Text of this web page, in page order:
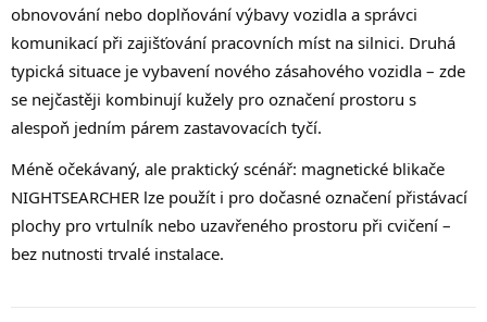
obnovování nebo doplňování výbavy vozidla a správci
komunikací při zajišťování pracovních míst na silnici. Druhá
typická situace je vybavení nového zásahového vozidla – zde
se nejčastěji kombinují kužely pro označení prostoru s
alespoň jedním párem zastavovacích tyčí.
Méně očekávaný, ale praktický scénář: magnetické blikače
NIGHTSEARCHER lze použít i pro dočasné označení přistávací
plochy pro vrtulník nebo uzavřeného prostoru při cvičení –
bez nutnosti trvalé instalace.